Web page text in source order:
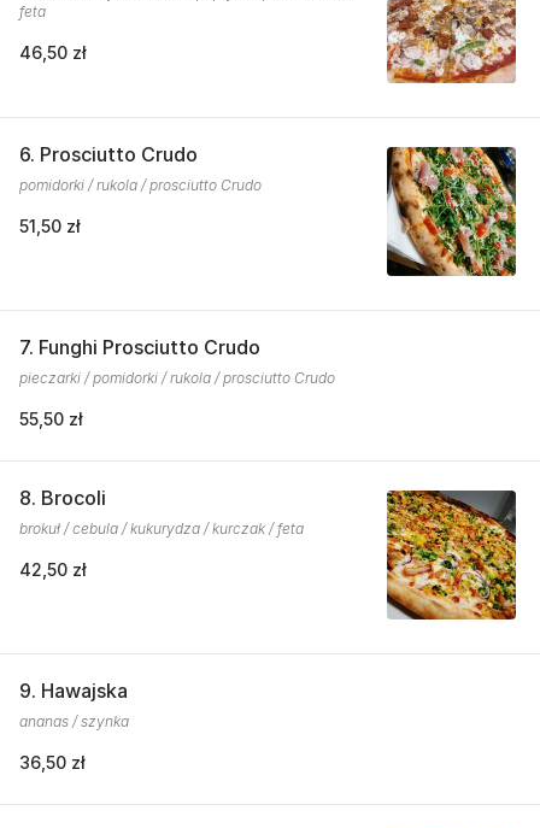
feta
46,50 zł
6. Prosciutto Crudo
pomidorki / rukola / prosciutto Crudo
51,50 zł
7. Funghi Prosciutto Crudo
pieczarki / pomidorki / rukola / prosciutto Crudo
55,50 zł
8. Brocoli
brokuł / cebula / kukurydza / kurczak / feta
42,50 zł
9. Hawajska
ananas / szynka
36,50 zł